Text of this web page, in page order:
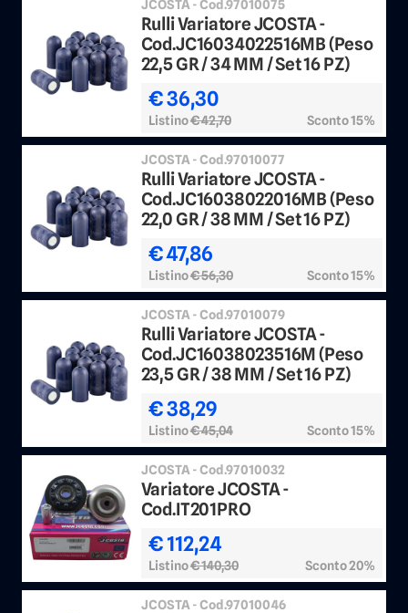
JCOSTA - Cod.97010075
Rulli Variatore JCOSTA -
Cod.JC16034022516MB (Peso
22,5 GR / 34 MM / Set 16 PZ)
€ 36,30
Listino€ 42,70 Sconto 15%
JCOSTA - Cod.97010077
Rulli Variatore JCOSTA -
Cod.JC16038022016MB (Peso
22,0 GR / 38 MM / Set 16 PZ)
€ 47,86
Listino€ 56,30 Sconto 15%
JCOSTA - Cod.97010079
Rulli Variatore JCOSTA -
Cod.JC16038023516M (Peso
23,5 GR / 38 MM / Set 16 PZ)
€ 38,29
Listino€ 45,04 Sconto 15%
JCOSTA - Cod.97010032
Variatore JCOSTA -
Cod.IT201PRO
€ 112,24
Listino€ 140,30 Sconto 20%
JCOSTA - Cod.97010046